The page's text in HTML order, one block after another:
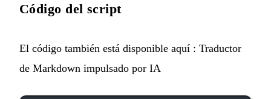
Código del script
El código también está disponible aquí : Traductor
de Markdown impulsado por IA